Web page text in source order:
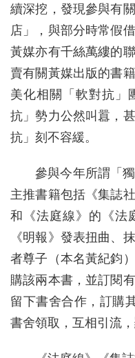
續深挖，發現參與有
店」，與部分時常假
黃媒亦有千絲萬縷的
賣有關黃媒出版的書
美化相關「軟對抗」
抗」勢力公然叫囂，
抗」刻不容緩。
參與今年所謂「
主推書籍包括《集誌
和《法庭線》的《法
《明報》發表扭曲、
者尊子（本名黃紀鈞
購該兩本書，並訂閱
留下書舍合作，訂購
書舍領取，互相引流